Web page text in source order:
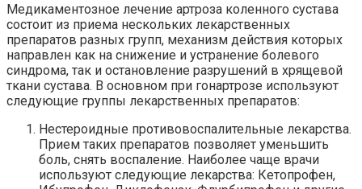
Медикаментозное лечение артроза коленного сустава
состоит из приема нескольких лекарственных
препаратов разных групп, механизм действия которых
направлен как на снижение и устранение болевого
синдрома, так и остановление разрушений в хрящевой
ткани сустава. В основном при гонартрозе используют
следующие группы лекарственных препаратов:
Нестероидные противовоспалительные лекарства.
Прием таких препаратов позволяет уменьшить
боль, снять воспаление. Наиболее чаще врачи
используют следующие лекарства: Кетопрофен,